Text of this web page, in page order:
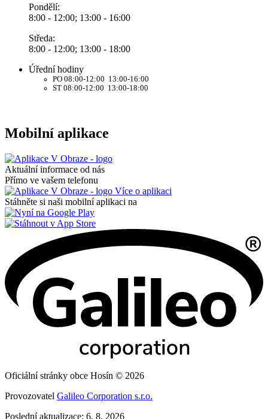
Pondělí:
8:00 - 12:00; 13:00 - 16:00
Středa:
8:00 - 12:00; 13:00 - 18:00
Úřední hodiny
PO 08:00-12:00 13:00-16:00
ST 08:00-12:00 13:00-18:00
Mobilní aplikace
Aktuální informace od nás
Přímo ve vašem telefonu
Více o aplikaci
Stáhněte si naši mobilní aplikaci na
Oficiální stránky obce Hosín © 2026
Provozovatel Galileo Corporation s.r.o.
Poslední aktualizace: 6. 8. 2026